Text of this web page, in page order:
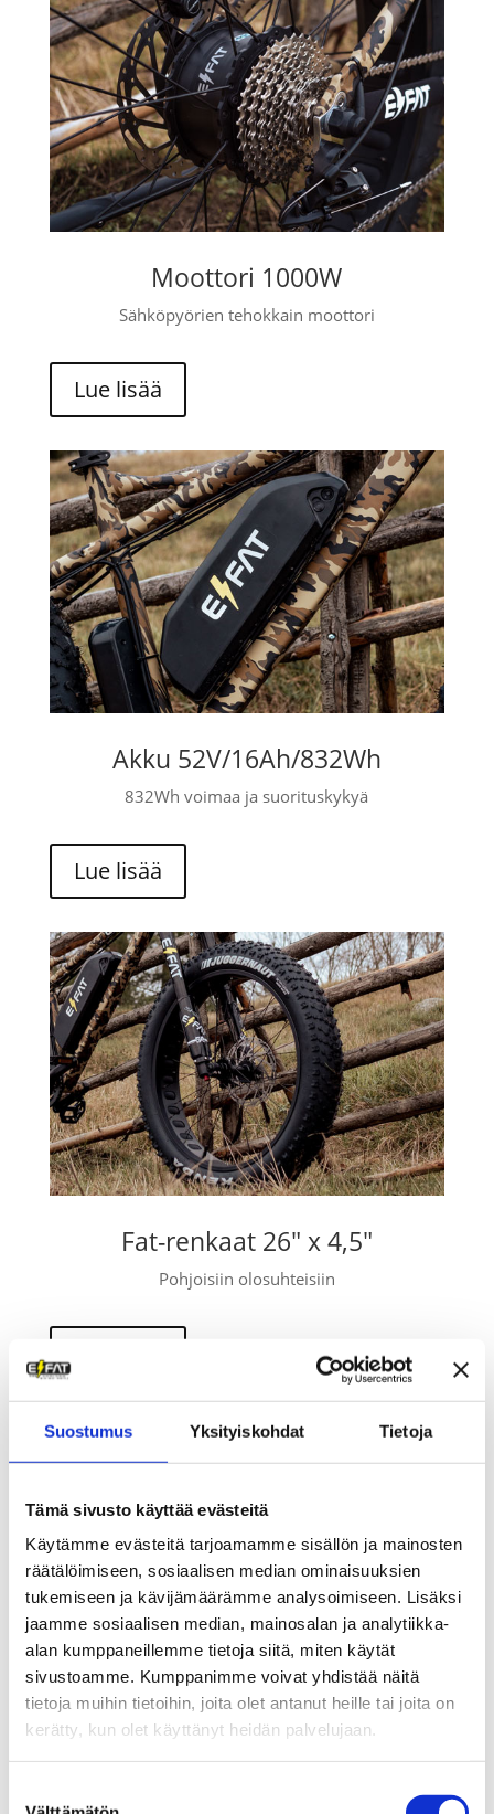
Suostumus Yksityiskohdat Tietoja
Tämä sivusto käyttää evästeitä
Käytämme evästeitä tarjoamamme sisällön ja mainosten
räätälöimiseen, sosiaalisen median ominaisuuksien
tukemiseen ja kävijämäärämme analysoimiseen. Lisäksi
jaamme sosiaalisen median, mainosalan ja analytiikka-
alan kumppaneillemme tietoja siitä, miten käytät
sivustoamme. Kumppanimme voivat yhdistää näitä
tietoja muihin tietoihin, joita olet antanut heille tai joita on
kerätty, kun olet käyttänyt heidän palvelujaan.
Moottori 1000W
Sähköpyörien tehokkain moottori
Lue lisää
Akku 52V/16Ah/832Wh
832Wh voimaa ja suorituskykyä
Lue lisää
Fat-renkaat 26" x 4,5"
Pohjoisiin olosuhteisiin
Kaasukahva
Jotain aivan uutta polkupyörissä!